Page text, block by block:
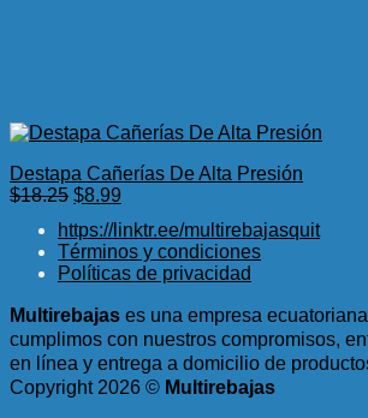
Destapa Cañerías De Alta Presión
$18.25 El
original
era:
$18.25.
$8.99
actual
es:
$8.99.
https://linktr.ee/multirebajasquit
Términos y condiciones
Políticas de privacidad
Multirebajas es una empresa
cumplimos con nuestros compromisos,
en línea y entrega a domicilio de
Copyright 2026 © Multirebajas